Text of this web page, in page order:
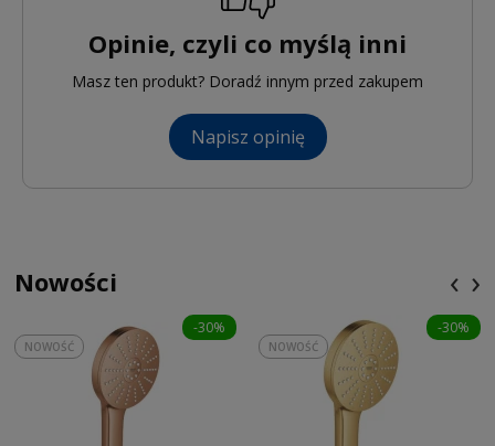
Opinie, czyli co myślą inni
Masz ten produkt? Doradź innym przed zakupem
Napisz opinię
Nowości
-30%
NOWOŚĆ
-30%
NOWOŚĆ
‹ ›